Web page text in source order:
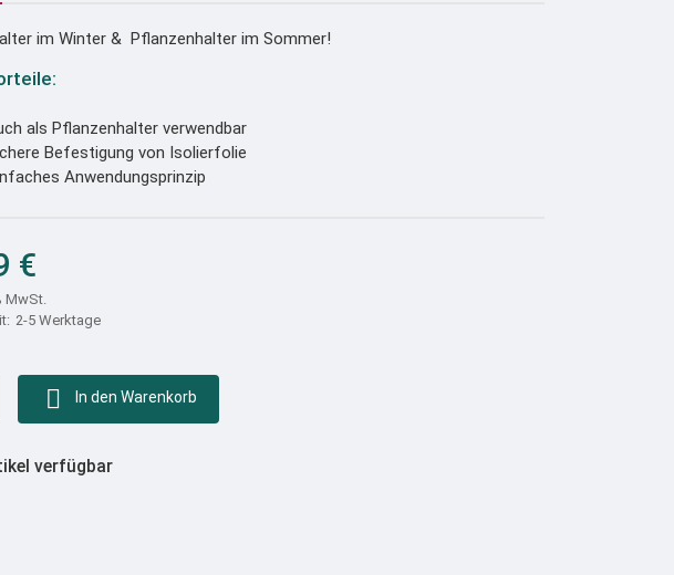
im Winter & Pflanzenhalter im Sommer!
als Pflanzenhalter verwendbar
Befestigung von Isolierfolie
Anwendungsprinzip
€
MwSt.
2-5 Werktage
 In den Warenkorb
verfügbar